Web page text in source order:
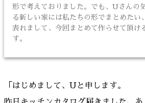
形で考えておりました。でも、Uさんの
る新しい家には私たちの形でまとめたい
表れまして、今回まとめて作らせて頂け
す。
「はじめまして、Uと申します。